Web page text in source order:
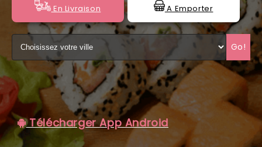
NOTRE RESTAURANT
VOS AVIS
MENTIONS LÉGALES
C.G.V
En Livraison A Emporter
Go!
Télécharger App Android